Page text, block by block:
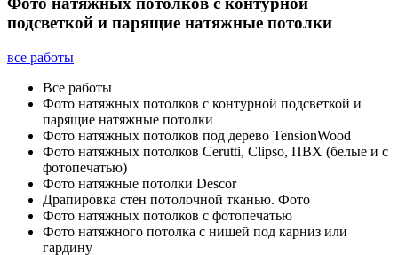
подсветкой и парящие натяжные потолки
все работы
Все работы
Фото натяжных потолков с контурной подсветкой и
парящие натяжные потолки
Фото натяжных потолков под дерево TensionWood
Фото натяжных потолков Cerutti, Clipso, ПВХ (белые и с
фотопечатью)
Фото натяжные потолки Descor
Драпировка стен потолочной тканью. Фото
Фото натяжных потолков с фотопечатью
Фото натяжного потолка с нишей под карниз или
гардину